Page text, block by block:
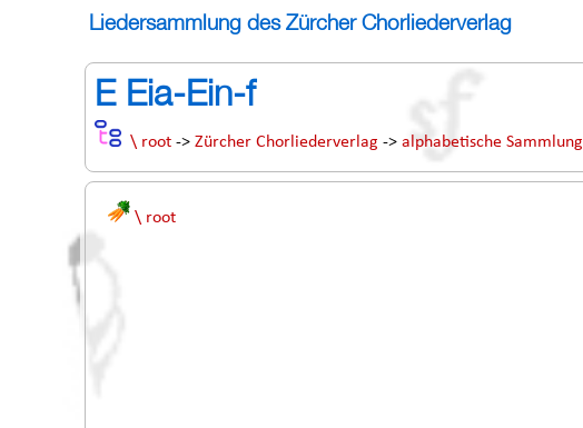
Liedersammlung des Zürcher Chorliederverlag
E Eia-Ein-f
\ root -> Zürcher Chorliederverlag -> alphabetische Sammlung
\ root